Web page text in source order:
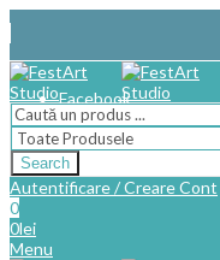
Facebook
Search
Autentificare / Creare Cont
0
0lei
Menu